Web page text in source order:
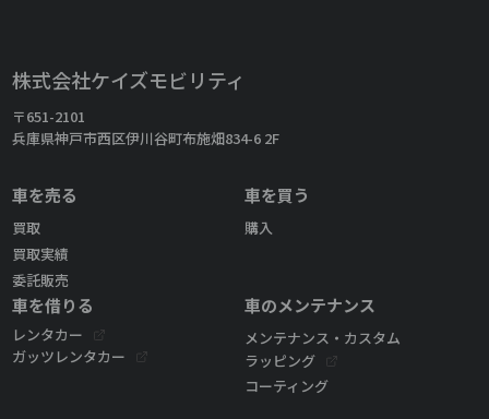
株式会社ケイズモビリティ
〒651-2101
兵庫県神戸市西区伊川谷町布施畑834-6 2F
車を売る
買取
買取実績
委託販売
車を買う
購入
車を借りる
レンタカー
ガッツレンタカー
車のメンテナンス
メンテナンス・カスタム
ラッピング
コーティング